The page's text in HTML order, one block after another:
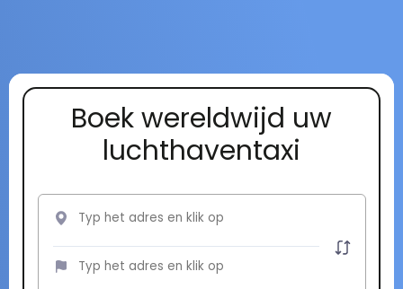
Boek wereldwijd uw
luchthaventaxi